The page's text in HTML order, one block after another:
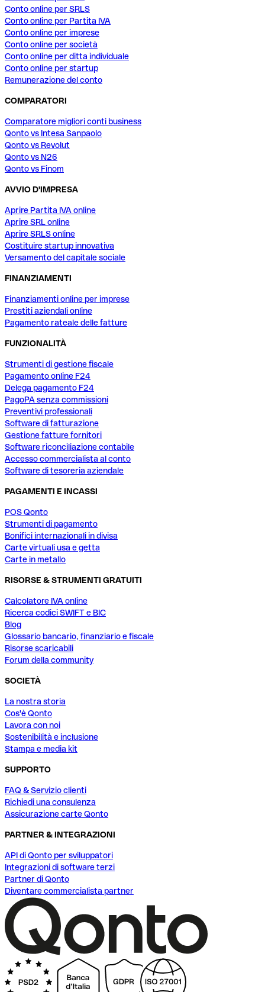
Conto online per SRLS
Conto online per Partita IVA
Conto online per imprese
Conto online per società
Conto online per ditta individuale
Conto online per startup
Remunerazione del conto
COMPARATORI
Comparatore migliori conti business
Qonto vs Intesa Sanpaolo
Qonto vs Revolut
Qonto vs N26
Qonto vs Finom
AVVIO D'IMPRESA
Aprire Partita IVA online
Aprire SRL online
Aprire SRLS online
Costituire startup innovativa
Versamento del capitale sociale
FINANZIAMENTI
Finanziamenti online per imprese
Prestiti aziendali online
Pagamento rateale delle fatture
FUNZIONALITÀ
Strumenti di gestione fiscale
Pagamento online F24
Delega pagamento F24
PagoPA senza commissioni
Preventivi professionali
Software di fatturazione
Gestione fatture fornitori
Software riconciliazione contabile
Accesso commercialista al conto
Software di tesoreria aziendale
PAGAMENTI E INCASSI
POS Qonto
Strumenti di pagamento
Bonifici internazionali in divisa
Carte virtuali usa e getta
Carte in metallo
RISORSE & STRUMENTI GRATUITI
Calcolatore IVA online
Ricerca codici SWIFT e BIC
Blog
Glossario bancario, finanziario e fiscale
Risorse scaricabili
Forum della community
SOCIETÀ
La nostra storia
Cos'è Qonto
Lavora con noi
Sostenibilità e inclusione
Stampa e media kit
SUPPORTO
FAQ & Servizio clienti
Richiedi una consulenza
Assicurazione carte Qonto
PARTNER & INTEGRAZIONI
API di Qonto per sviluppatori
Integrazioni di software terzi
Partner di Qonto
Diventare commercialista partner